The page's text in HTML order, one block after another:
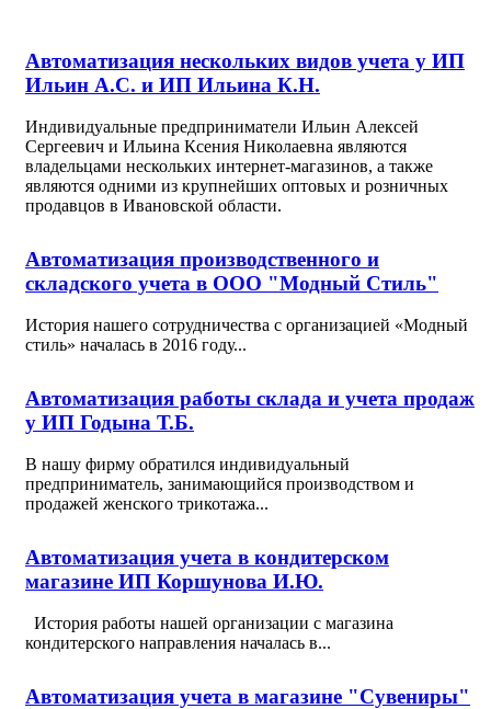
Автоматизация нескольких видов учета у ИП
Ильин А.С. и ИП Ильина К.Н.
Индивидуальные предприниматели Ильин Алексей
Сергеевич и Ильина Ксения Николаевна являются
владельцами нескольких интернет-магазинов, а также
являются одними из крупнейших оптовых и розничных
продавцов в Ивановской области.
Автоматизация производственного и
складского учета в ООО "Модный Стиль"
История нашего сотрудничества с организацией «Модный
стиль» началась в 2016 году...
Автоматизация работы склада и учета продаж
у ИП Годына Т.Б.
В нашу фирму обратился индивидуальный
предприниматель, занимающийся производством и
продажей женского трикотажа...
Автоматизация учета в кондитерском
магазине ИП Коршунова И.Ю.
История работы нашей организации с магазина
кондитерского направления началась в...
Автоматизация учета в магазине "Сувениры"